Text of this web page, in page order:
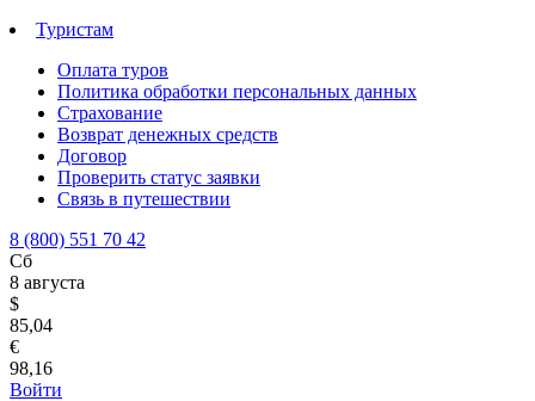
Туристам
Оплата туров
Политика обработки персональных данных
Страхование
Возврат денежных средств
Договор
Проверить статус заявки
Связь в путешествии
8 (800) 551 70 42
Сб
8 августа
$
85,04
€
98,16
Войти